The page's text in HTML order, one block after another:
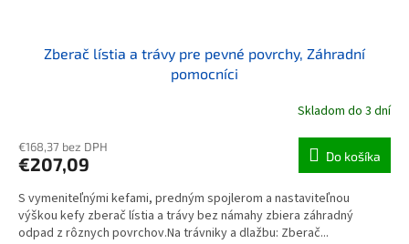
Zberač lístia a trávy pre pevné povrchy, Záhradní
pomocníci
Skladom do 3 dní
€168,37 bez DPH
€207,09 Do košíka
S vymeniteľnými kefami, predným spojlerom a nastaviteľnou
výškou kefy zberač lístia a trávy bez námahy zbiera záhradný
odpad z rôznych povrchov.Na trávniky a dlažbu: Zberač...